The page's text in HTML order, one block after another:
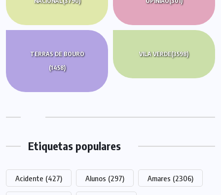
TERRAS DE BOURO
(1458)
VILA VERDE(3598)
Etiquetas populares
Acidente (427) Alunos (297) Amares (2306)